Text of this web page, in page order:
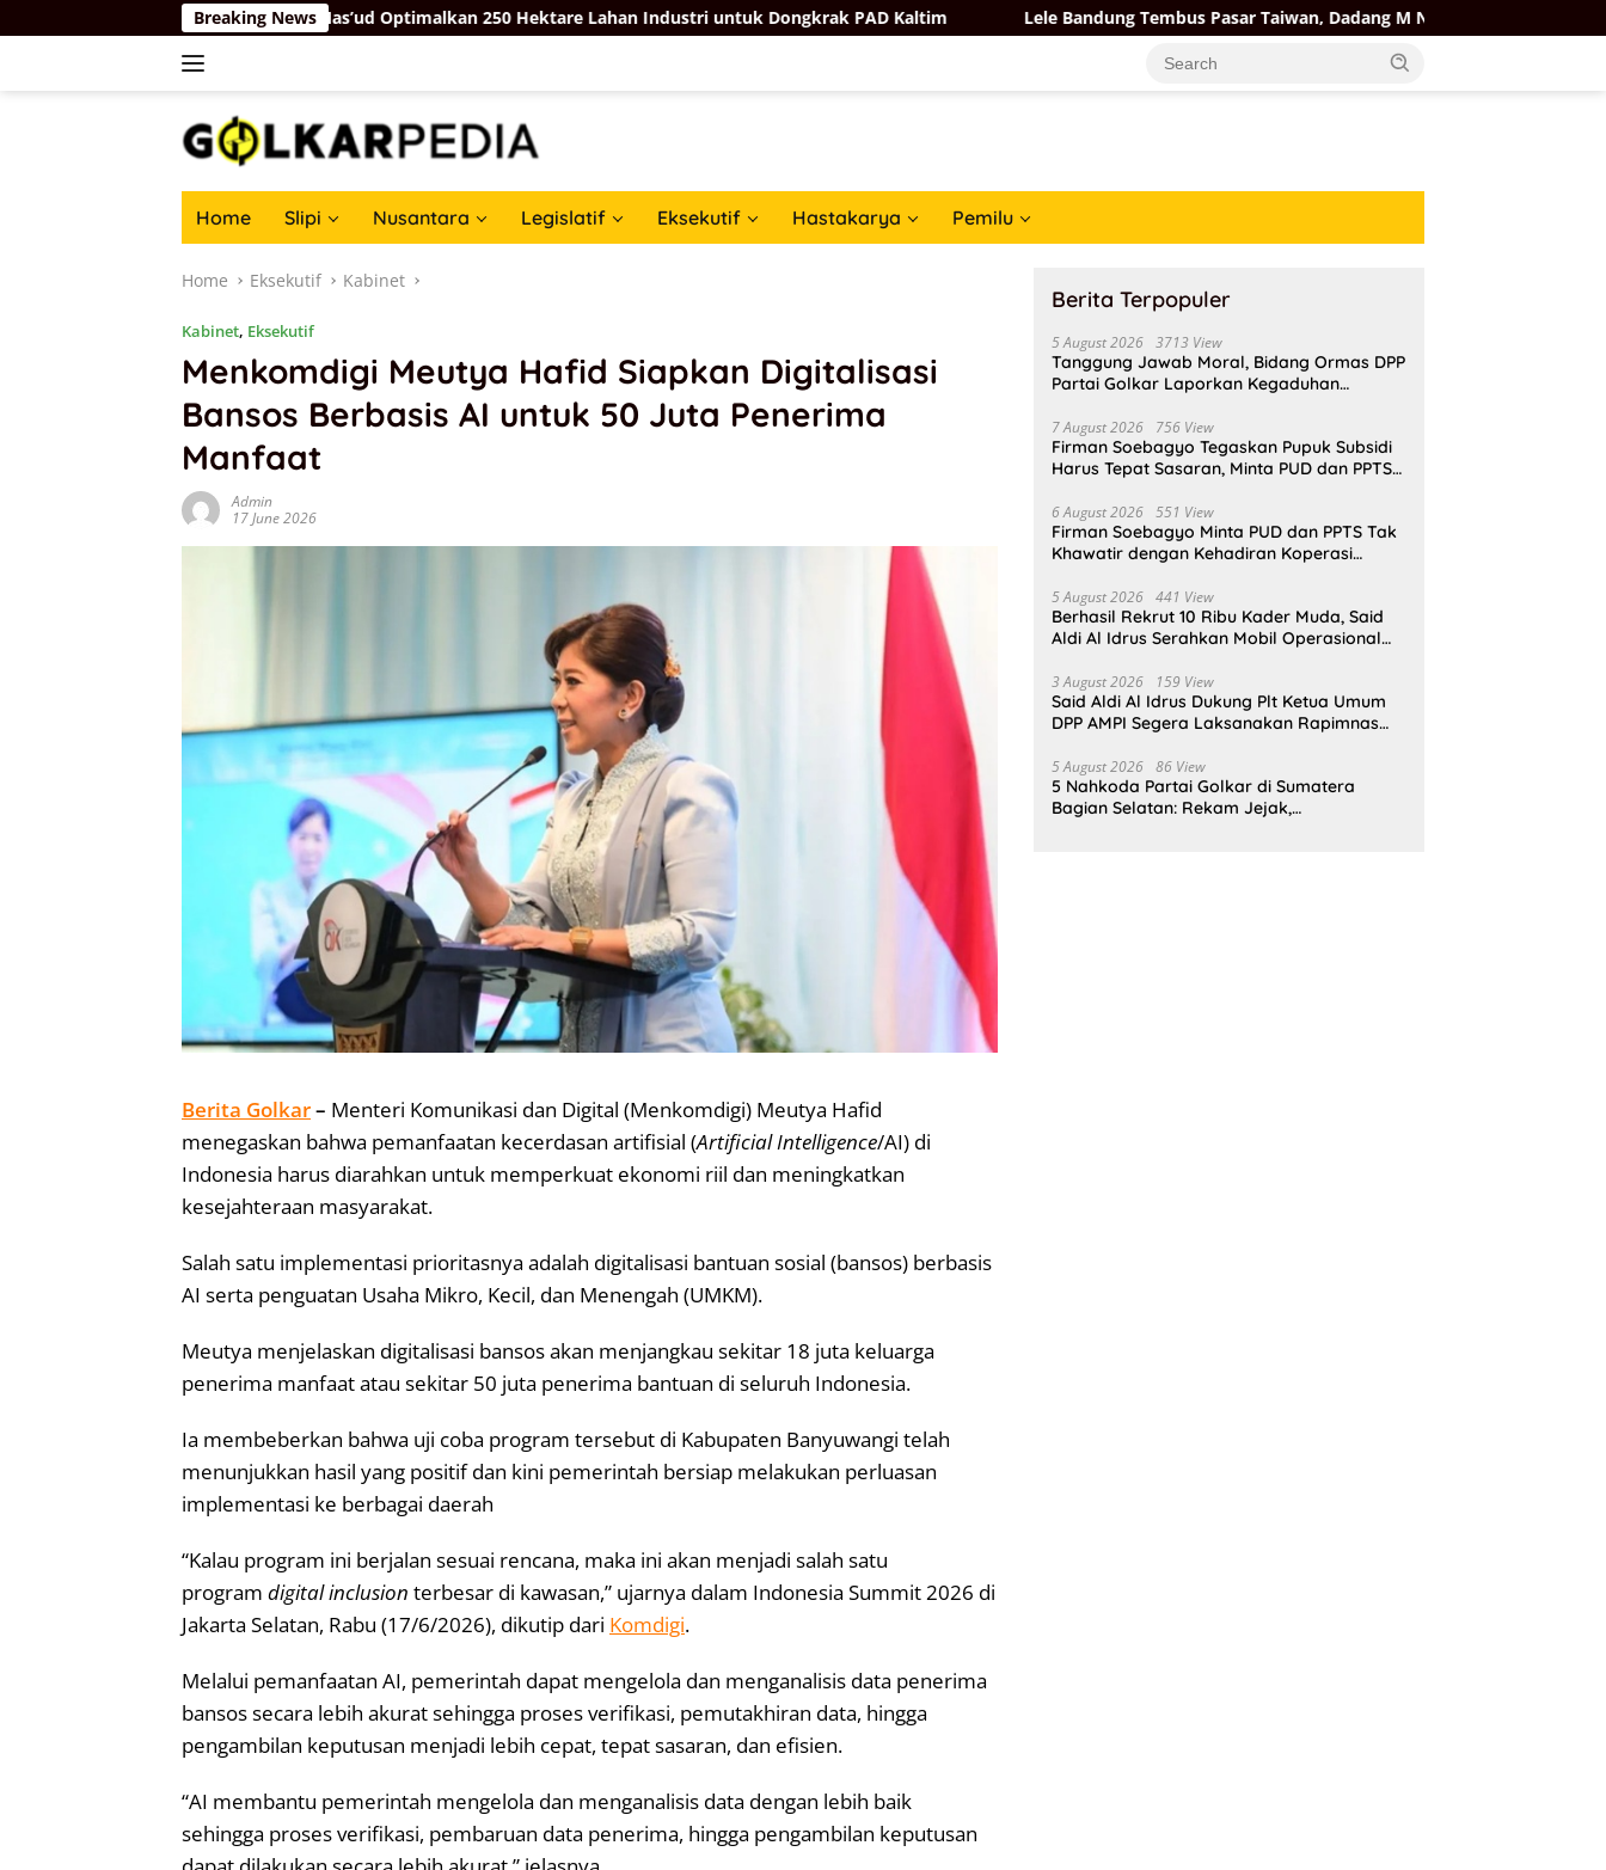
to
Breaking News
Gubernur Rudy Mas’ud Optimalkan 250 Hektare Lahan Industri untuk Dongkrak PAD Kaltim Lele Bandung Tembus Pasar Taiwan, Dadang M Naser: Bukti Produk Lokal Berdaya
Home Slipi Nusantara Legislatif Eksekutif Hastakarya Pemilu
Home Eksekutif Kabinet
Kabinet, Eksekutif
Menkomdigi Meutya Hafid Siapkan Digitalisasi
Bansos Berbasis AI untuk 50 Juta Penerima
Manfaat
Admin
17 June 2026
Berita Golkar– Menteri Komunikasi dan Digital (Menkomdigi) Meutya Hafid
menegaskan bahwa pemanfaatan kecerdasan artifisial (Artificial Intelligence/AI) di
Indonesia harus diarahkan untuk memperkuat ekonomi riil dan meningkatkan
kesejahteraan masyarakat.
Salah satu implementasi prioritasnya adalah digitalisasi bantuan sosial (bansos) berbasis
AI serta penguatan Usaha Mikro, Kecil, dan Menengah (UMKM).
Meutya menjelaskan digitalisasi bansos akan menjangkau sekitar 18 juta keluarga
penerima manfaat atau sekitar 50 juta penerima bantuan di seluruh Indonesia.
Ia membeberkan bahwa uji coba program tersebut di Kabupaten Banyuwangi telah
menunjukkan hasil yang positif dan kini pemerintah bersiap melakukan perluasan
implementasi ke berbagai daerah
“Kalau program ini berjalan sesuai rencana, maka ini akan menjadi salah satu
program digital inclusion terbesar di kawasan,” ujarnya dalam Indonesia Summit 2026 di
Jakarta Selatan, Rabu (17/6/2026), dikutip dari Komdigi.
Melalui pemanfaatan AI, pemerintah dapat mengelola dan menganalisis data penerima
bansos secara lebih akurat sehingga proses verifikasi, pemutakhiran data, hingga
pengambilan keputusan menjadi lebih cepat, tepat sasaran, dan efisien.
“AI membantu pemerintah mengelola dan menganalisis data dengan lebih baik
sehingga proses verifikasi, pembaruan data penerima, hingga pengambilan keputusan
Berita Terpopuler
5 August 2026 3713 View
Tanggung Jawab Moral, Bidang Ormas DPP
Partai Golkar Laporkan Kegaduhan
7 August 2026 756 View
Firman Soebagyo Tegaskan Pupuk Subsidi
Harus Tepat Sasaran, Minta PUD dan PPTS
6 August 2026 551 View
Firman Soebagyo Minta PUD dan PPTS Tak
Khawatir dengan Kehadiran Koperasi
5 August 2026 441 View
Berhasil Rekrut 10 Ribu Kader Muda, Said
Aldi Al Idrus Serahkan Mobil Operasional
3 August 2026 159 View
Said Aldi Al Idrus Dukung Plt Ketua Umum
DPP AMPI Segera Laksanakan Rapimnas
5 August 2026 86 View
5 Nahkoda Partai Golkar di Sumatera
Bagian Selatan: Rekam Jejak,